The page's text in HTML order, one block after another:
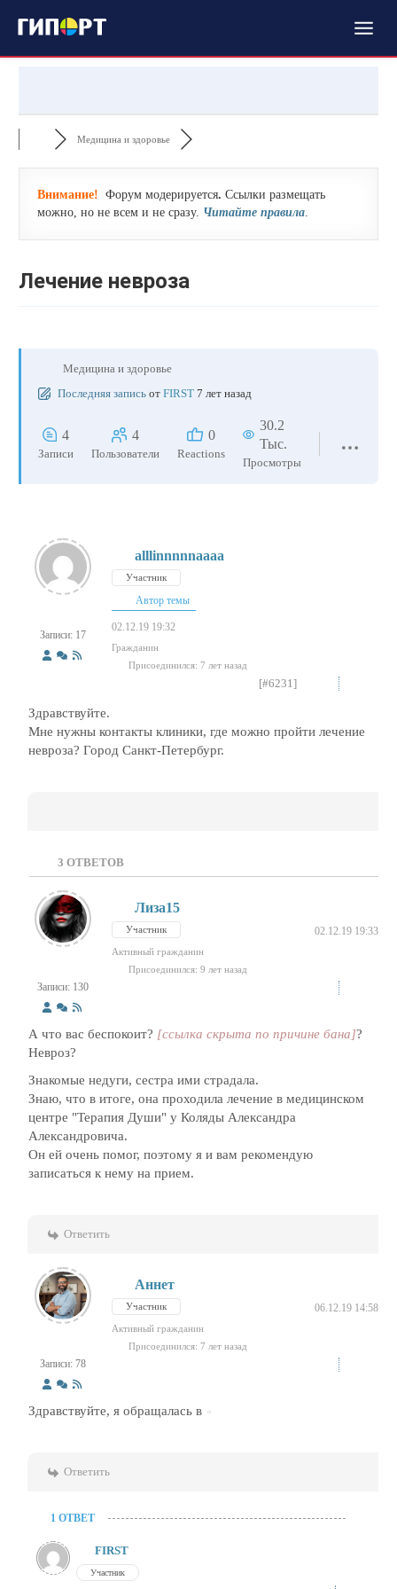
Медицина и здоровье
Внимание! Форум модерируется. Ссылки размещать
можно, но не всем и не сразу. Читайте правила.
Лечение невроза
Медицина и здоровье
Последняя запись от FIRST 7 лет назад
4
Записи
4
Пользователи
0
Reactions
30.2
Тыс.
Просмотры
Записи: 17
alllinnnnnaaaa
Участник
Автор темы
02.12.19 19:32
Гражданин
Присоединился: 7 лет назад
[#6231]
Здравствуйте.
Мне нужны контакты клиники, где можно пройти лечение
невроза? Город Санкт-Петербург.
3 ОТВЕТОВ
Записи: 130
Лиза15
Участник 02.12.19 19:33
Активный гражданин
Присоединился: 9 лет назад
А что вас беспокоит? [ссылка скрыта по причине бана]?
Невроз?
Знакомые недуги, сестра ими страдала.
Знаю, что в итоге, она проходила лечение в медицинском
центре "Терапия Души" у Коляды Александра
Александровича.
Он ей очень помог, поэтому я и вам рекомендую
записаться к нему на прием.
Ответить
Записи: 78
Аннет
Участник 06.12.19 14:58
Активный гражданин
Присоединился: 7 лет назад
Здравствуйте, я обращалась в
Ответить
1 ОТВЕТ
FIRST
Участник